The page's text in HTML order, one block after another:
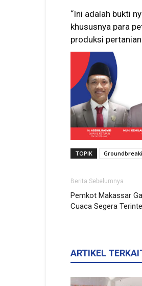
“Ini adalah bukti
khususnya para
produksi
TOPIK
Berita Sebelumnya
Pemkot Makassar
Cuaca Segera
ARTIKEL